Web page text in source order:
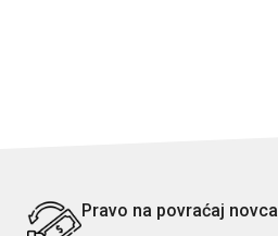
Pravo na povraćaj novca